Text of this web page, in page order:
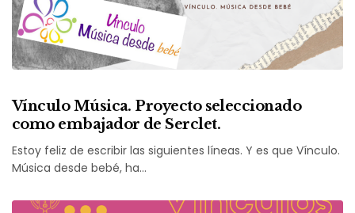
Vínculo Música. Proyecto seleccionado
como embajador de Serclet.
Estoy feliz de escribir las siguientes líneas. Y es que Vínculo.
Música desde bebé, ha…